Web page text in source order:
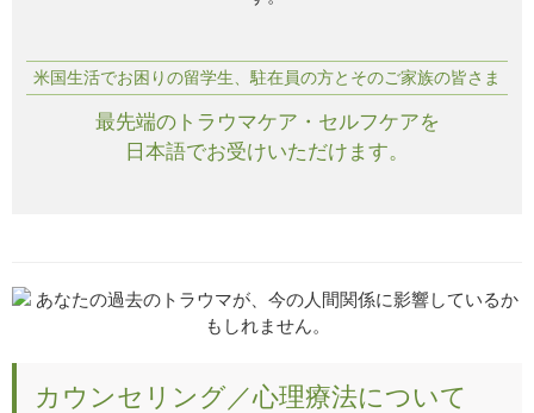
米国生活でお困りの留学生、駐在員の方とそのご家族の皆さま
最先端のトラウマケア・セルフケアを
日本語でお受けいただけます。
カウンセリング／心理療法について